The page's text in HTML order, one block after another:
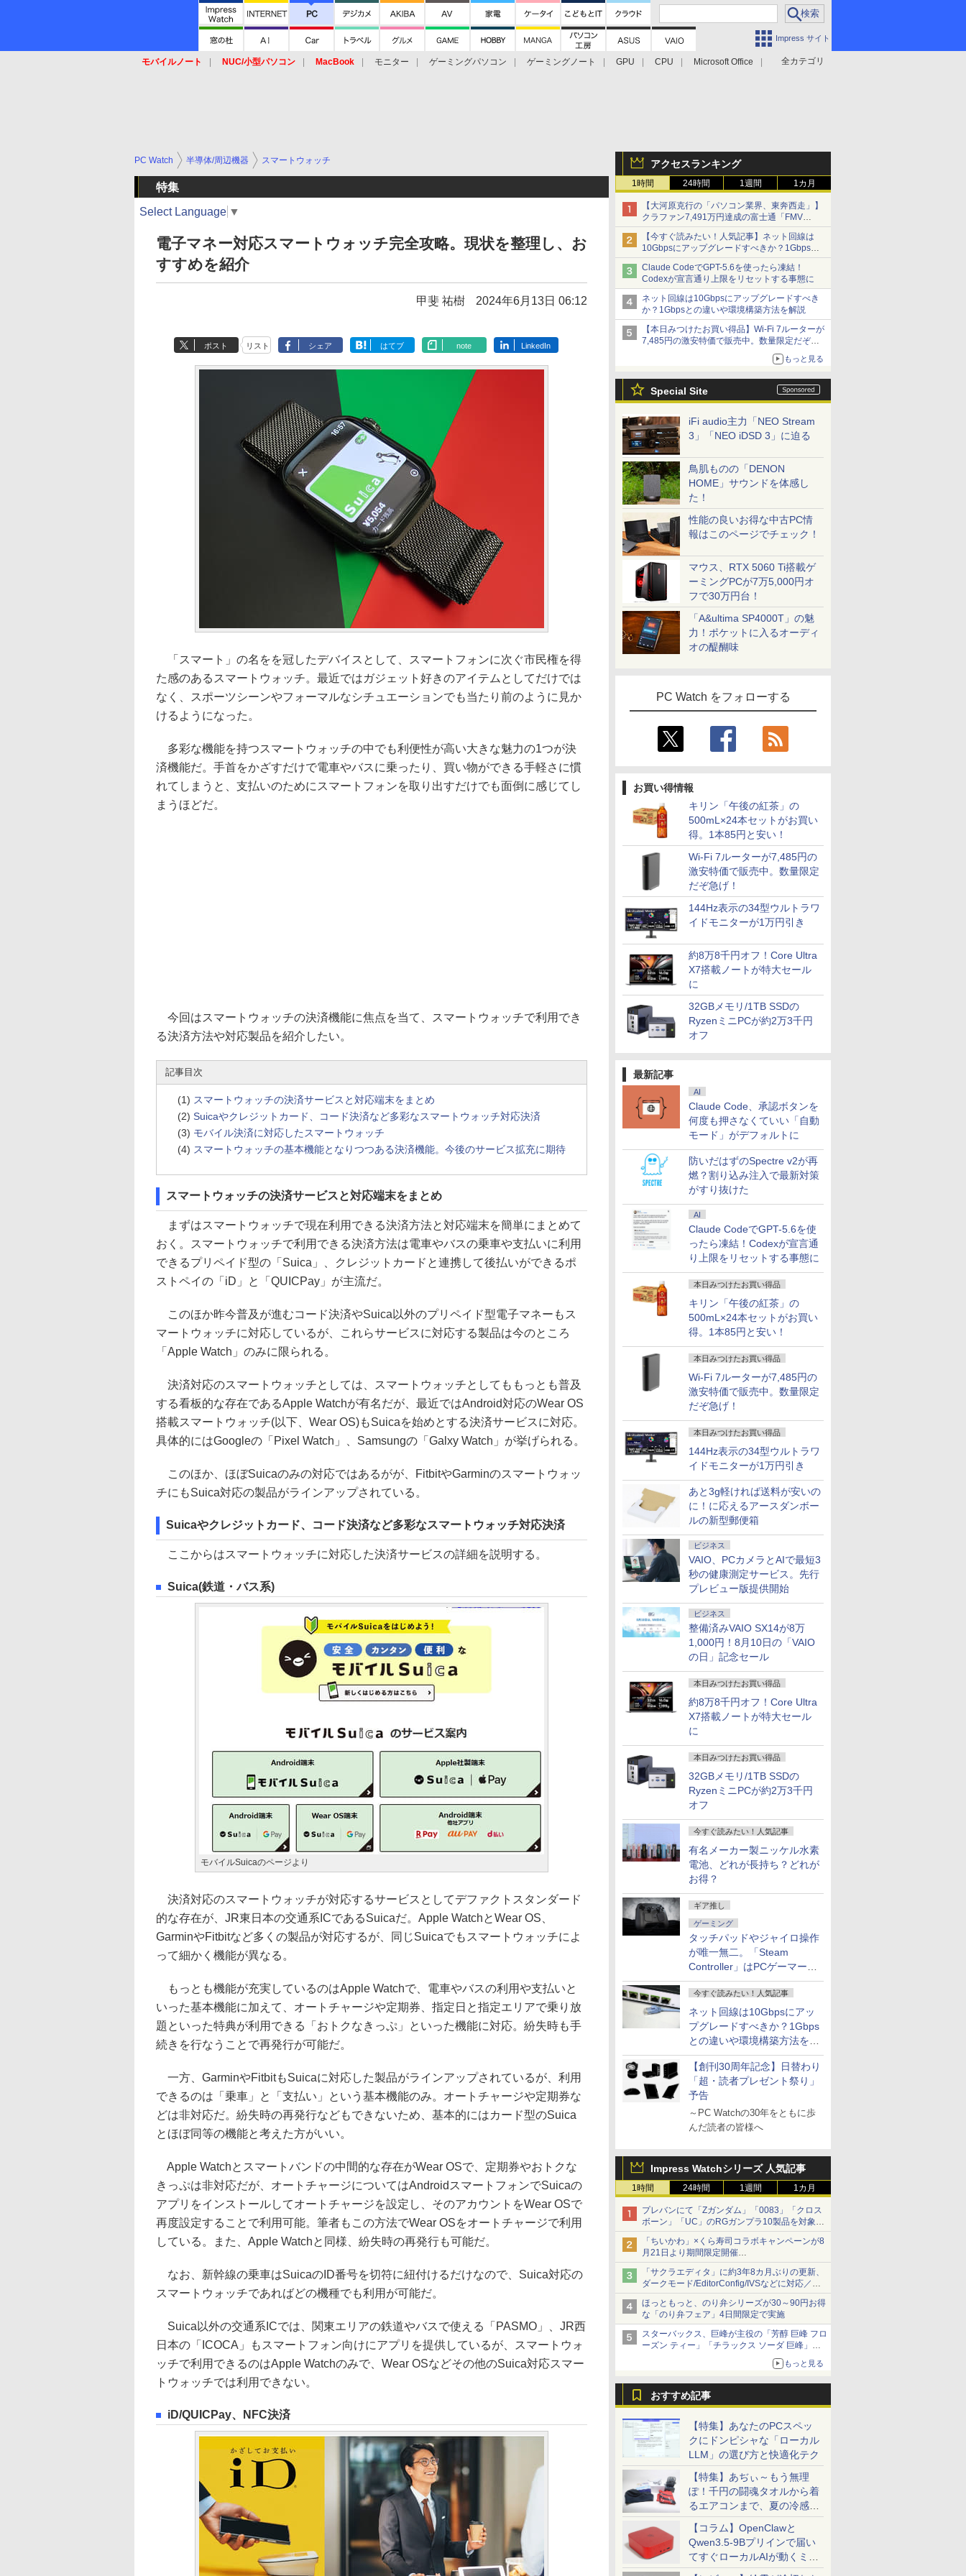
Impress サイト
全カテゴリ
モバイルノート NUC/小型パソコン MacBook モニター ゲーミングパソコン ゲーミングノート GPU CPU
Microsoft Office
アクセスランキング
1時間 24時間 1週間 1カ月
【大河原克行の「パソコン業界、東奔西走」】
クラファン7,491万円達成の富士通「FMV
Keyboard X」、極限の静音化を追求
【今すぐ読みたい！人気記事】ネット回線は
10Gbpsにアップグレードすべきか？1Gbpsと
の違いや環境構築方法を解説 - PC Watch
Claude CodeでGPT-5.6を使ったら凍結！
Codexが宣言通り上限をリセットする事態に
ネット回線は10Gbpsにアップグレードすべき
か？1Gbpsとの違いや環境構築方法を解説
【本日みつけたお買い得品】Wi-Fi 7ルーターが
7,485円の激安特価で販売中。数量限定だぞ急
もっと見る
Special Site
iFi audio主力「NEO Stream
3」「NEO iDSD 3」に迫る
鳥肌ものの「DENON
HOME」サウンドを体感し
た！
性能の良いお得な中古PC情
報はこのページでチェック！
マウス、RTX 5060 Ti搭載ゲ
ーミングPCが7万5,000円オ
フで30万円台！
「A&ultima SP4000T」の魅
力！ポケットに入るオーディ
オの醍醐味
PC Watch をフォローする
お買い得情報
キリン「午後の紅茶」の
500mL×24本セットがお買い
得。1本85円と安い！
Wi-Fi 7ルーターが7,485円の
激安特価で販売中。数量限定
だぞ急げ！
144Hz表示の34型ウルトラワ
イドモニターが1万円引き
約8万8千円オフ！Core Ultra
X7搭載ノートが特大セール
に
32GBメモリ/1TB SSDの
RyzenミニPCが約2万3千円
オフ
最新記事
AI
Claude Code、承認ボタンを
何度も押さなくていい「自動
モード」がデフォルトに
防いだはずのSpectre v2が再
燃？割り込み注入で最新対策
がすり抜けた
AI
Claude CodeでGPT-5.6を使
ったら凍結！Codexが宣言通
り上限をリセットする事態に
本日みつけたお買い得品
キリン「午後の紅茶」の
500mL×24本セットがお買い
得。1本85円と安い！
本日みつけたお買い得品
Wi-Fi 7ルーターが7,485円の
激安特価で販売中。数量限定
だぞ急げ！
本日みつけたお買い得品
144Hz表示の34型ウルトラワ
イドモニターが1万円引き
あと3g軽ければ送料が安いの
に！に応えるアースダンボー
ルの新型郵便箱
ビジネス
VAIO、PCカメラとAIで最短3
秒の健康測定サービス。先行
プレビュー版提供開始
ビジネス
整備済みVAIO SX14が8万
1,000円！8月10日の「VAIO
の日」記念セール
本日みつけたお買い得品
約8万8千円オフ！Core Ultra
X7搭載ノートが特大セール
に
本日みつけたお買い得品
32GBメモリ/1TB SSDの
RyzenミニPCが約2万3千円
オフ
今すぐ読みたい！人気記事
有名メーカー製ニッケル水素
電池、どれが長持ち？どれが
お得？
ギア推し
ゲーミング
タッチパッドやジャイロ操作
が唯一無二。「Steam
Controller」はPCゲーマーの
最適解だ
今すぐ読みたい！人気記事
ネット回線は10Gbpsにアッ
プグレードすべきか？1Gbps
との違いや環境構築方法を解
説
【創刊30周年記念】日替わり
「超・読者プレゼント祭り」
予告
～PC Watchの30年をともに歩
んだ読者の皆様へ
Impress Watchシリーズ 人気記事
1時間 24時間 1週間 1カ月
プレバンにて「Zガンダム」「0083」「クロス
ボーン」「UC」のRGガンプラ10製品を対象に
した抽選販売が8月10日11時より実施！
「ちいかわ」×くら寿司コラボキャンペーンが8
月21日より期間限定開催
オリジナルの湯呑みや寿司皿が景品に登場！
「サクラエディタ」に約3年8カ月ぶりの更新、
ダークモード/EditorConfig/IVSなどに対応／複
数の脆弱性に対処したセキュリティアップデー
ト
ほっともっと、のり弁シリーズが30～90円お得
な「のり弁フェア」4日間限定で実施
スターバックス、巨峰が主役の「芳醇 巨峰 フロ
ーズン ティー」「チラックス ソーダ 巨峰」発
もっと見る
おすすめ記事
【特集】あなたのPCスペッ
クにドンピシャな「ローカル
LLM」の選び方と快適化テク
【特集】あぢぃ～もう無理
ぽ！千円の闘魂タオルから着
るエアコンまで、夏の冷感グ
ッズ一挙紹介
【コラム】OpenClawと
Qwen3.5-9Bプリインで届い
てすぐローカルAIが動くミニ
PC「SER9 Pro」
PC Watch 半導体/周辺機器 スマートウォッチ
特集
Select Language ▼
電子マネー対応スマートウォッチ完全攻略。現状を整理し、お
すすめを紹介
甲斐 祐樹 2024年6月13日 06:12
ポスト リスト シェア はてブ note LinkedIn
「スマート」の名をを冠したデバイスとして、スマートフォンに次ぐ市民権を得
た感のあるスマートウォッチ。最近ではガジェット好きのアイテムとしてだけでは
なく、スポーツシーンやフォーマルなシチュエーションでも当たり前のように見か
けるようになった。
多彩な機能を持つスマートウォッチの中でも利便性が高い大きな魅力の1つが決
済機能だ。手首をかざすだけで電車やバスに乗ったり、買い物ができる手軽さに慣
れてしまうと、支払いのためにスマートフォンを取り出すだけでも面倒に感じてし
まうほどだ。
今回はスマートウォッチの決済機能に焦点を当て、スマートウォッチで利用でき
る決済方法や対応製品を紹介したい。
記事目次
(1) スマートウォッチの決済サービスと対応端末をまとめ
(2) Suicaやクレジットカード、コード決済など多彩なスマートウォッチ対応決済
(3) モバイル決済に対応したスマートウォッチ
(4) スマートウォッチの基本機能となりつつある決済機能。今後のサービス拡充に期待
スマートウォッチの決済サービスと対応端末をまとめ
まずはスマートウォッチで現在利用できる決済方法と対応端末を簡単にまとめて
おく。スマートウォッチで利用できる決済方法は電車やバスの乗車や支払いに利用
できるプリペイド型の「Suica」、クレジットカードと連携して後払いができるポ
ストペイの「iD」と「QUICPay」が主流だ。
このほか昨今普及が進むコード決済やSuica以外のプリペイド型電子マネーもス
マートウォッチに対応しているが、これらサービスに対応する製品は今のところ
「Apple Watch」のみに限られる。
決済対応のスマートウォッチとしては、スマートウォッチとしてももっとも普及
する看板的な存在であるApple Watchが有名だが、最近ではAndroid対応のWear OS
搭載スマートウォッチ(以下、Wear OS)もSuicaを始めとする決済サービスに対応。
具体的にはGoogleの「Pixel Watch」、Samsungの「Galxy Watch」が挙げられる。
このほか、ほぼSuicaのみの対応ではあるがが、FitbitやGarminのスマートウォッ
チにもSuica対応の製品がラインアップされている。
Suicaやクレジットカード、コード決済など多彩なスマートウォッチ対応決済
ここからはスマートウォッチに対応した決済サービスの詳細を説明する。
Suica(鉄道・バス系)
モバイルSuicaのページより
決済対応のスマートウォッチが対応するサービスとしてデファクトスタンダード
的な存在が、JR東日本の交通系ICであるSuicaだ。Apple WatchとWear OS、
GarminやFitbitなど多くの製品が対応するが、同じSuicaでもスマートウォッチによ
って細かく機能が異なる。
もっとも機能が充実しているのはApple Watchで、電車やバスの利用や支払いと
いった基本機能に加えて、オートチャージや定期券、指定日と指定エリアで乗り放
題といった特典が利用できる「おトクなきっぷ」といった機能に対応。紛失時も手
続きを行なうことで再発行が可能だ。
一方、GarminやFitbitもSuicaに対応した製品がラインアップされているが、利用
できるのは「乗車」と「支払い」という基本機能のみ。オートチャージや定期券な
どは非対応だ。紛失時の再発行などもできないため、基本的にはカード型のSuica
とほぼ同等の機能と考えた方がいい。
Apple Watchとスマートバンドの中間的な存在がWear OSで、定期券やおトクな
きっぷは非対応だが、オートチャージについてはAndroidスマートフォンでSuicaの
アプリをインストールしてオートチャージを設定し、そのアカウントをWear OSで
再度設定することで利用可能。筆者もこの方法でWear OSをオートチャージで利用
している。また、Apple Watchと同様、紛失時の再発行も可能だ。
なお、新幹線の乗車はSuicaのID番号を切符に紐付けるだけなので、Suica対応の
スマートウォッチであればどの機種でも利用が可能だ。
Suica以外の交通系ICでは、関東エリアの鉄道やバスで使える「PASMO」、JR西
日本の「ICOCA」もスマートフォン向けにアプリを提供しているが、スマートウォ
ッチで利用できるのはApple Watchのみで、Wear OSなどその他のSuica対応スマー
トウォッチでは利用できない。
iD/QUICPay、NFC決済